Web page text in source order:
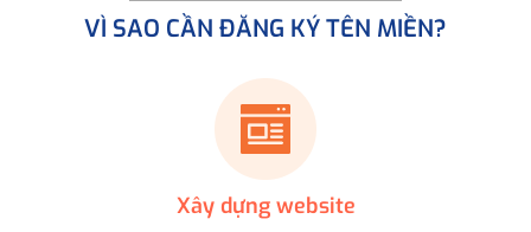
VÌ SAO CẦN ĐĂNG KÝ TÊN MIỀN?
Xây dựng website